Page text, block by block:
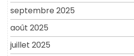
septembre 2025
août 2025
juillet 2025